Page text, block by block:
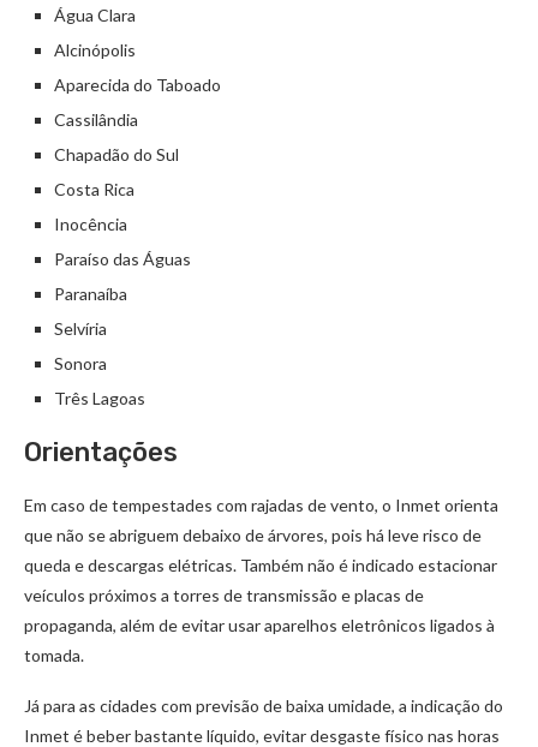
Água Clara
Alcinópolis
Aparecida do Taboado
Cassilândia
Chapadão do Sul
Costa Rica
Inocência
Paraíso das Águas
Paranaíba
Selvíria
Sonora
Três Lagoas
Orientações
Em caso de tempestades com rajadas de vento, o Inmet orienta
que não se abriguem debaixo de árvores, pois há leve risco de
queda e descargas elétricas. Também não é indicado estacionar
veículos próximos a torres de transmissão e placas de
propaganda, além de evitar usar aparelhos eletrônicos ligados à
tomada.
Já para as cidades com previsão de baixa umidade, a indicação do
Inmet é beber bastante líquido, evitar desgaste físico nas horas